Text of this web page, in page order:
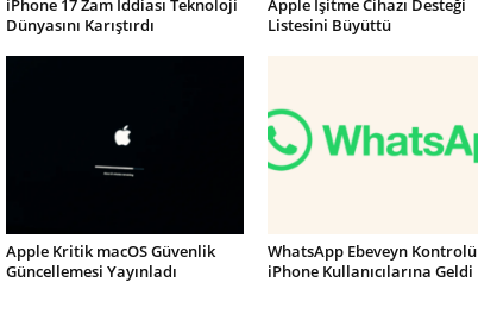
iPhone 17 Zam İddiası Teknoloji
Dünyasını Karıştırdı
Apple İşitme Cihazı Desteği
Listesini Büyüttü
Apple Kritik macOS Güvenlik
Güncellemesi Yayınladı
WhatsApp Ebeveyn Kontrolü
iPhone Kullanıcılarına Geldi